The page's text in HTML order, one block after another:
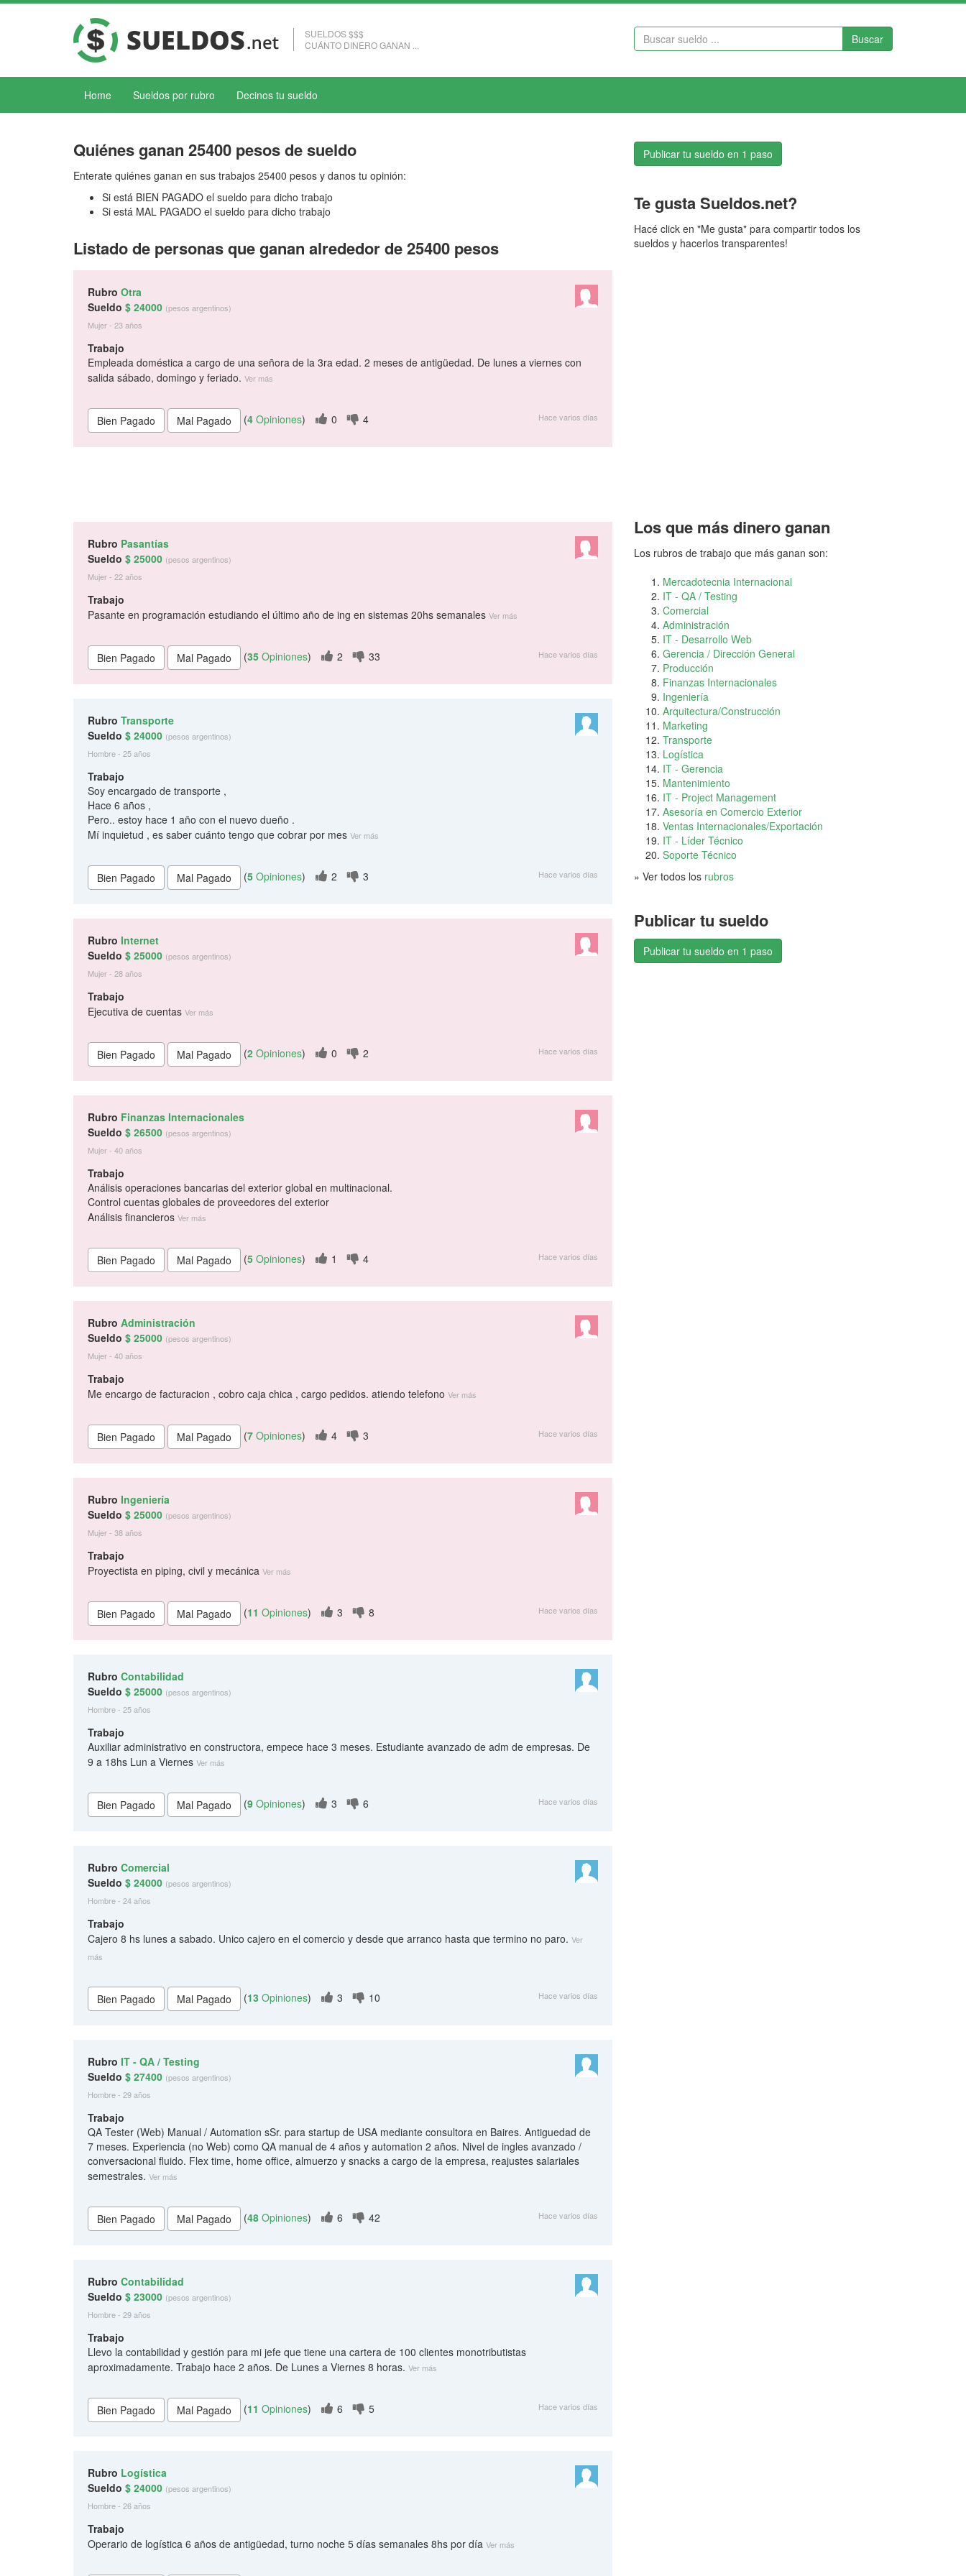
SUELDOS $$$
CUÁNTO DINERO GANAN ...
Buscar
Home Sueldos por rubro Decinos tu sueldo
Quiénes ganan 25400 pesos de sueldo
Enterate quiénes ganan en sus trabajos 25400 pesos y danos tu opinión:
Si está BIEN PAGADO el sueldo para dicho trabajo
Si está MAL PAGADO el sueldo para dicho trabajo
Listado de personas que ganan alrededor de 25400 pesos
Rubro Otra
Sueldo $ 24000 (pesos argentinos)
Mujer - 23 años
Trabajo
Empleada doméstica a cargo de una señora de la 3ra edad. 2 meses de antigüedad. De lunes a viernes con
salida sábado, domingo y feriado. Ver más
(4 Opiniones) 0 4 Hace varios días
Rubro Pasantías
Sueldo $ 25000 (pesos argentinos)
Mujer - 22 años
Trabajo
Pasante en programación estudiando el último año de ing en sistemas 20hs semanales Ver más
(35 Opiniones) 2 33 Hace varios días
Rubro Transporte
Sueldo $ 24000 (pesos argentinos)
Hombre - 25 años
Trabajo
Soy encargado de transporte ,
Hace 6 años ,
Pero.. estoy hace 1 año con el nuevo dueño .
Mí inquietud , es saber cuánto tengo que cobrar por mes Ver más
(5 Opiniones) 2 3 Hace varios días
Rubro Internet
Sueldo $ 25000 (pesos argentinos)
Mujer - 28 años
Trabajo
Ejecutiva de cuentas Ver más
(2 Opiniones) 0 2 Hace varios días
Rubro Finanzas Internacionales
Sueldo $ 26500 (pesos argentinos)
Mujer - 40 años
Trabajo
Análisis operaciones bancarias del exterior global en multinacional.
Control cuentas globales de proveedores del exterior
Análisis financieros Ver más
(5 Opiniones) 1 4 Hace varios días
Rubro Administración
Sueldo $ 25000 (pesos argentinos)
Mujer - 40 años
Trabajo
Me encargo de facturacion , cobro caja chica , cargo pedidos. atiendo telefono Ver más
(7 Opiniones) 4 3 Hace varios días
Rubro Ingeniería
Sueldo $ 25000 (pesos argentinos)
Mujer - 38 años
Trabajo
Proyectista en piping, civil y mecánica Ver más
(11 Opiniones) 3 8 Hace varios días
Rubro Contabilidad
Sueldo $ 25000 (pesos argentinos)
Hombre - 25 años
Trabajo
Auxiliar administrativo en constructora, empece hace 3 meses. Estudiante avanzado de adm de empresas. De
9 a 18hs Lun a Viernes Ver más
(9 Opiniones) 3 6 Hace varios días
Rubro Comercial
Sueldo $ 24000 (pesos argentinos)
Hombre - 24 años
Trabajo
Cajero 8 hs lunes a sabado. Unico cajero en el comercio y desde que arranco hasta que termino no paro. Ver
más
(13 Opiniones) 3 10 Hace varios días
Rubro IT - QA / Testing
Sueldo $ 27400 (pesos argentinos)
Hombre - 29 años
Trabajo
QA Tester (Web) Manual / Automation sSr. para startup de USA mediante consultora en Baires. Antiguedad de
7 meses. Experiencia (no Web) como QA manual de 4 años y automation 2 años. Nivel de ingles avanzado /
conversacional fluido. Flex time, home office, almuerzo y snacks a cargo de la empresa, reajustes salariales
semestrales. Ver más
(48 Opiniones) 6 42 Hace varios días
Rubro Contabilidad
Sueldo $ 23000 (pesos argentinos)
Hombre - 29 años
Trabajo
Llevo la contabilidad y gestión para mi jefe que tiene una cartera de 100 clientes monotributistas
aproximadamente. Trabajo hace 2 años. De Lunes a Viernes 8 horas. Ver más
(11 Opiniones) 6 5 Hace varios días
Rubro Logística
Sueldo $ 24000 (pesos argentinos)
Hombre - 26 años
Trabajo
Operario de logística 6 años de antigüedad, turno noche 5 días semanales 8hs por día Ver más
Publicar tu sueldo en 1 paso
Te gusta Sueldos.net?
Hacé click en "Me gusta" para compartir todos los
sueldos y hacerlos transparentes!
Los que más dinero ganan
Los rubros de trabajo que más ganan son:
Mercadotecnia Internacional
IT - QA / Testing
Comercial
Administración
IT - Desarrollo Web
Gerencia / Dirección General
Producción
Finanzas Internacionales
Ingeniería
Arquitectura/Construcción
Marketing
Transporte
Logística
IT - Gerencia
Mantenimiento
IT - Project Management
Asesoría en Comercio Exterior
Ventas Internacionales/Exportación
IT - Líder Técnico
Soporte Técnico
» Ver todos los rubros
Publicar tu sueldo
Publicar tu sueldo en 1 paso